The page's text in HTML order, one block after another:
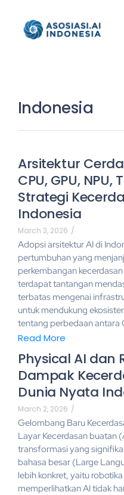
Indonesia
Arsitektur
CPU, GPU,
Strategi
Indonesia
March 3, 2026 /
Adopsi arsitektur AI di
pertumbuhan yang
perkembangan
terdapat tantangan
terbatas mengenai
untuk mendukung
tentang perbedaan antara
Read More
Physical AI dan
Dampak
Dunia Nyata
March 2, 2026 /
Gelombang Baru
Layar Kecerdasan buatan
transformasi yang
bahasa besar (Large
lebih konkret, yaitu
memperlihatkan AI tidak